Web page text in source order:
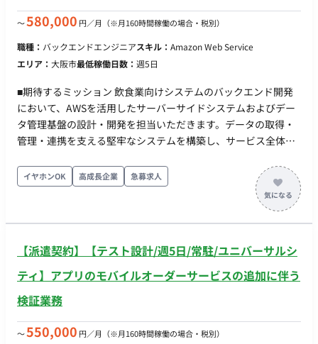
面修正・機能改修、データベース確認、テスト、および一連の
ト、保守運用 【開発環境】 プログラミング：PHP FW：AWS
DB：SQL インフラ：AWS 【働き方】 ・稼働量：週5日 ・リモ
の事業所への出社が発生する可能性あり）
〜580,000 円／月 （※月160時間稼働の場合・税別）
職種： バックエンドエンジニアスキル： Amazon Web Service
エリア： 大阪市最低稼働日数： 週5日
■期待するミッション 飲食業向けシステムのバックエンド開発
において、AWSを活用したサーバーサイドシステムおよびデー
タ管理基盤の設計・開発を担当いただきます。データの取得・
管理・連携を支える堅牢なシステムを構築し、サービス全体の
担当工程 【バックエンド開発】 ・Pythonを用いたサーバーサ
イド開発 ・REST APIの設計・実装 ・業務ロジックの実装、機能
開発】 ・MySQL・Oracleを用いたデータベース設計 ・売上デー
ューニング 【クラウド・インフラ構築】 ・AWS環境の設計・構
築・運用 ・クラウドサービスを利用したバックエンド基盤構築
ンド連携】 ・React／Next.jsとのAPI連携 ・管理画面・Webア
プリケーションとの接続仕様設計 ・バックエンド観点での画面
開発支援 ■開発環境 プログラミング Python / JavaScript /
イヤホンOK 高成長企業 急募求人
【派遣契約】【テスト設計/週5日/常駐/ユニバーサルシ
ティ】アプリのモバイルオーダーサービスの追加に伴う
検証業務
〜550,000 円／月 （※月160時間稼働の場合・税別）